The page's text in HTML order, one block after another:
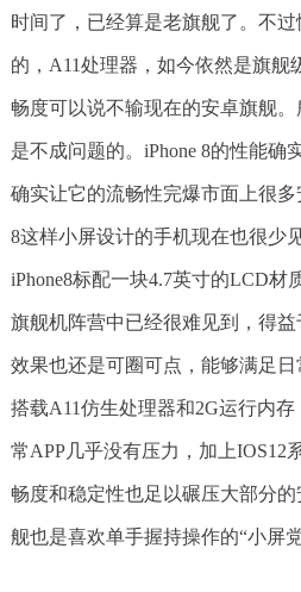
时间了，已经算是老旗舰了。不
的，A11处理器，如今依然是旗舰
畅度可以说不输现在的安卓旗舰
是不成问题的。iPhone 8的性能确
确实让它的流畅性完爆市面上很多
8这样小屏设计的手机现在也很少
iPhone8标配一块4.7英寸的LCD材
旗舰机阵营中已经很难见到，得
效果也还是可圈可点，能够满足日
搭载A11仿生处理器和2G运行内存
常APP几乎没有压力，加上IOS12
畅度和稳定性也足以碾压大部分
舰也是喜欢单手握持操作的“小屏党